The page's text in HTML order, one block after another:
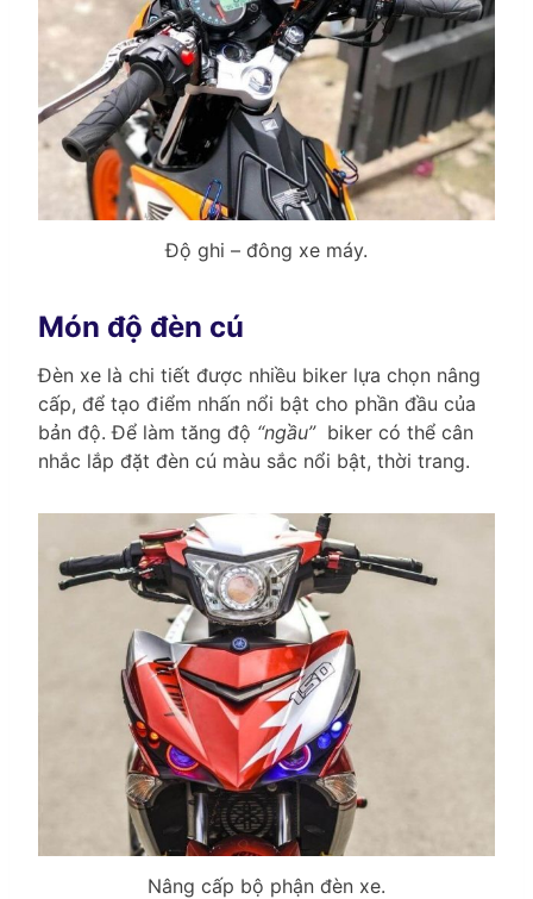
Độ ghi – đông xe máy.
Món độ đèn cú
Đèn xe là chi tiết được nhiều biker lựa chọn nâng
cấp, để tạo điểm nhấn nổi bật cho phần đầu của
bản độ. Để làm tăng độ “ngầu” biker có thể cân
nhắc lắp đặt đèn cú màu sắc nổi bật, thời trang.
Nâng cấp bộ phận đèn xe.